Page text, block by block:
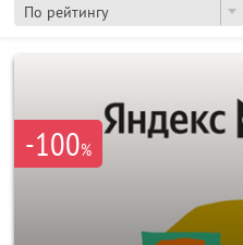
По рейтингу
-100%